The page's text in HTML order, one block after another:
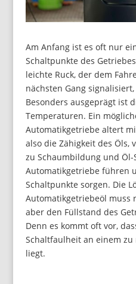
Am Anfang ist es oft nur
Schaltpunkte des
leichte Ruck, der dem
nächsten Gang
Besonders ausgeprägt ist
Temperaturen. Ein
Automatikgetriebe altert
also die Zähigkeit des Öls,
zu Schaumbildung und Öl-
Automatikgetriebe führen
Schaltpunkte sorgen. Die
Automatikgetriebeöl muss
aber den Füllstand des
Denn es kommt oft vor,
Schaltfaulheit an einem
liegt.